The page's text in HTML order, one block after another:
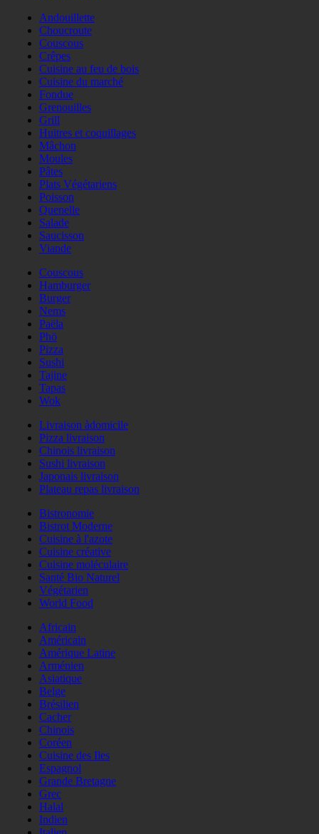
Andouillette
Choucroute
Couscous
Crêpes
Cuisine au feu de bois
Cuisine du marché
Fondue
Grenouilles
Grill
Huitres et coquillages
Mâchon
Moules
Pâtes
Plats Végétariens
Poisson
Quenelle
Salade
Saucisson
Viande
Couscous
Hamburger
Burger
Nems
Paëla
Phö
Pizza
Sushi
Tajine
Tapas
Wok
Livraison àdomicile
Pizza livraison
Chinois livraison
Sushi livraison
Japonais livraison
Plateau repas livraison
Bistronomie
Bistrot Moderne
Cuisine à l'azote
Cuisine créative
Cuisine moléculaire
Santé Bio Naturel
Végétarien
World Food
Africain
Américain
Amérique Latine
Arménien
Asiatique
Belge
Brésilien
Cacher
Chinois
Coréen
Cuisine des Iles
Espagnol
Grande Bretagne
Grec
Halal
Indien